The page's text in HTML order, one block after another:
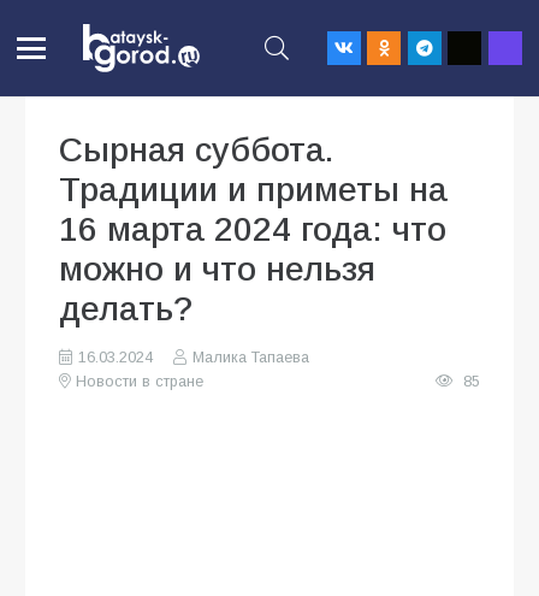
Сырная суббота.
Традиции и приметы на
16 марта 2024 года: что
можно и что нельзя
делать?
16.03.2024
Малика Тапаева
Новости в стране
85